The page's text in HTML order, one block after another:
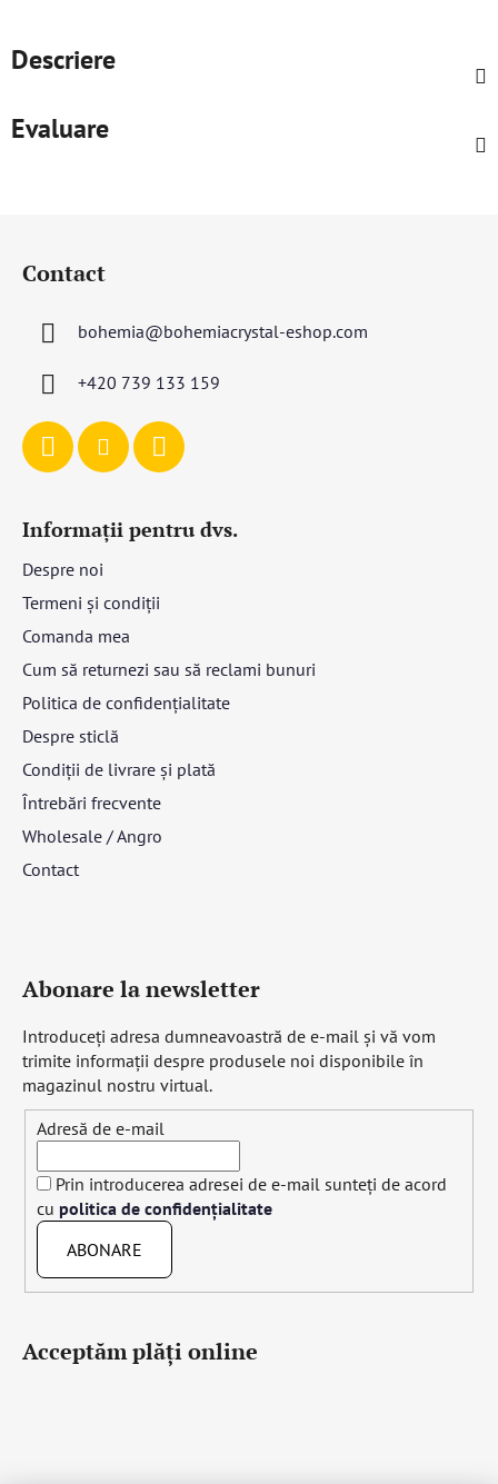
Descriere
Evaluare
Contact
bohemia@bohemiacrystal-eshop.com
+420 739 133 159
Informații pentru dvs.
Despre noi
Termeni și condiții
Comanda mea
Cum să returnezi sau să reclami bunuri
Politica de confidențialitate
Despre sticlă
Condiții de livrare și plată
Întrebări frecvente
Wholesale / Angro
Contact
Abonare la newsletter
Introduceţi adresa dumneavoastră de e-mail şi vă vom
trimite informaţii despre produsele noi disponibile în
magazinul nostru virtual.
Adresă de e-mail
Prin introducerea adresei de e-mail sunteți de acord
cu politica de confidențialitate
ABONARE
Acceptăm plăţi online